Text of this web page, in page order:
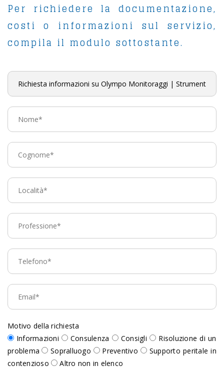
Per richiedere la documentazione,
costi o informazioni sul servizio,
compila il modulo sottostante.
Motivo della richiesta
Informazioni
Consulenza Consigli
Risoluzione di un
problema
Sopralluogo Preventivo
Supporto peritale in
contenzioso
Altro non in elenco